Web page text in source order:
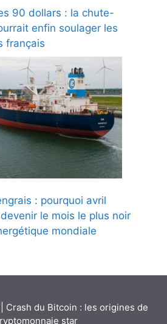
90 dollars : la chute-
enfin soulager les
français
: pourquoi avril
le mois le plus noir
mondiale
Crash du Bitcoin : les origines de
star